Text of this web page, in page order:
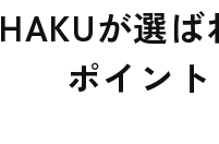
HAKUが選ば
ポイント